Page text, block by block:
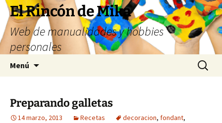
Saltar
contenido
El Rincón de Mika
Web de manualidades y hobbies
personales
Menú Buscar:
Preparando galletas
14 marzo, 2013 Recetas decoracion, fondant,